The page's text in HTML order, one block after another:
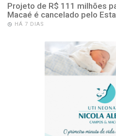
Projeto de R$ 111 milhões
Macaé é cancelado pelo
HÁ 7 DIAS